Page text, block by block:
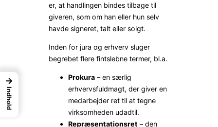
er, at handlingen bindes tilbage til
giveren, som om han eller hun selv
havde signeret, talt eller solgt.
Inden for jura og erhverv sluger
begrebet flere fintslebne termer, bl.a.
Prokura – en særlig
erhvervsfuldmagt, der giver en
medarbejder ret til at tegne
virksomheden udadtil.
Repræsentationsret – den
→
Indhold